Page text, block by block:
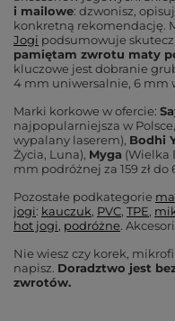
i mailowe: dzwonisz,
konkretną rekomendację.
Jogi podsumowuje
pamiętam zwrotu maty
kluczowe jest dobranie
4 mm uniwersalnie, 6 mm
Marki korkowe w ofercie:
najpopularniejsza w
wypalany laserem), Bodhi
Życia, Luna), Myga (Wielka
mm podróżnej za 159 zł do
Pozostałe podkategorie
jogi: kauczuk, PVC, TPE,
hot jogi, podróżne.
Nie wiesz czy korek,
napisz. Doradztwo jest
zwrotów.